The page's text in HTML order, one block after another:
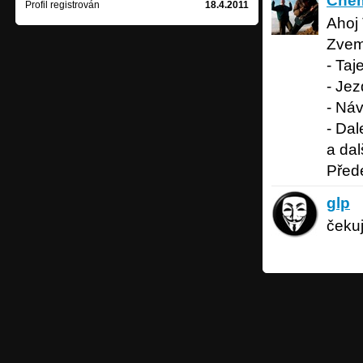
Profil registrován 18.4.2011
Ahoj
-
-
-
-
a
glp38 let
glp
čekuj